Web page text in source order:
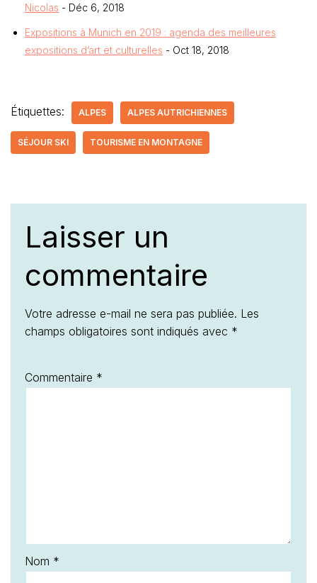
Nicolas - Déc 6, 2018
Expositions à Munich en 2019 : agenda des meilleures
expositions d’art et culturelles - Oct 18, 2018
Étiquettes: ALPES ALPES AUTRICHIENNES
SÉJOUR SKI TOURISME EN MONTAGNE
Laisser un
commentaire
Votre adresse e-mail ne sera pas publiée. Les
champs obligatoires sont indiqués avec *
Commentaire *
Nom *